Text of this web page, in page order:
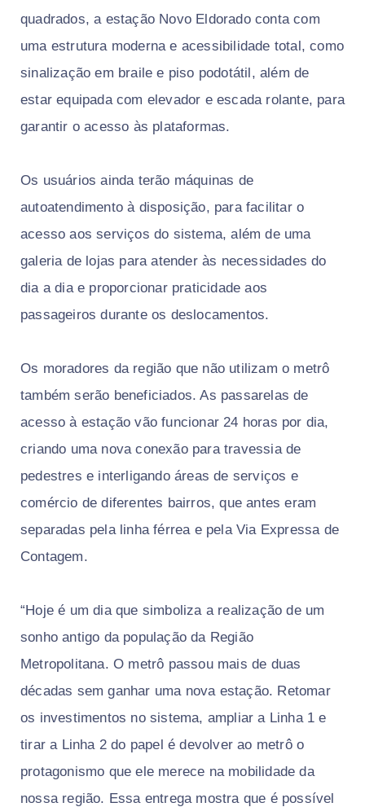
quadrados, a estação Novo Eldorado conta com
uma estrutura moderna e acessibilidade total, como
sinalização em braile e piso podotátil, além de
estar equipada com elevador e escada rolante, para
garantir o acesso às plataformas.
Os usuários ainda terão máquinas de
autoatendimento à disposição, para facilitar o
acesso aos serviços do sistema, além de uma
galeria de lojas para atender às necessidades do
dia a dia e proporcionar praticidade aos
passageiros durante os deslocamentos.
Os moradores da região que não utilizam o metrô
também serão beneficiados. As passarelas de
acesso à estação vão funcionar 24 horas por dia,
criando uma nova conexão para travessia de
pedestres e interligando áreas de serviços e
comércio de diferentes bairros, que antes eram
separadas pela linha férrea e pela Via Expressa de
Contagem.
“Hoje é um dia que simboliza a realização de um
sonho antigo da população da Região
Metropolitana. O metrô passou mais de duas
décadas sem ganhar uma nova estação. Retomar
os investimentos no sistema, ampliar a Linha 1 e
tirar a Linha 2 do papel é devolver ao metrô o
protagonismo que ele merece na mobilidade da
nossa região. Essa entrega mostra que é possível